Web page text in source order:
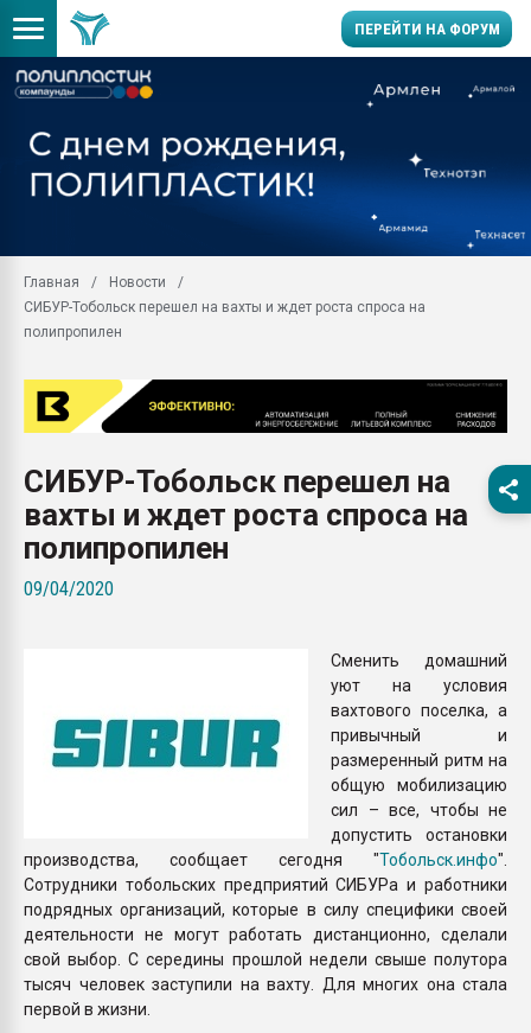
ПЕРЕЙТИ НА ФОРУМ
заводу пластмасс"
28.07.2026
первый план в
28.07.2026
ситуацией на
Главная
Новости
СИБУР-Тобольск перешел на вахты и ждет роста спроса на
полипропилен
СИБУР-Тобольск перешел на
вахты и ждет роста спроса на
полипропилен
09/04/2020
Сменить домашний
уют на условия
вахтового поселка, а
привычный и
размеренный ритм на
общую мобилизацию
сил – все, чтобы не
допустить остановки
производства, сообщает сегодня "Тобольск.инфо".
Сотрудники тобольских предприятий СИБУРа и работники
подрядных организаций, которые в силу специфики своей
деятельности не могут работать дистанционно, сделали
свой выбор. С середины прошлой недели свыше полутора
тысяч человек заступили на вахту. Для многих она стала
первой в жизни.